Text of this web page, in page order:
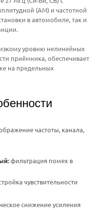
(АМ) и частотной
в автомобиле, так и
уровню нелинейных
приёмника, обеспечивает
на предельных
частоты, канала,
фильтрация помех в
чувствительности
снижение усиления